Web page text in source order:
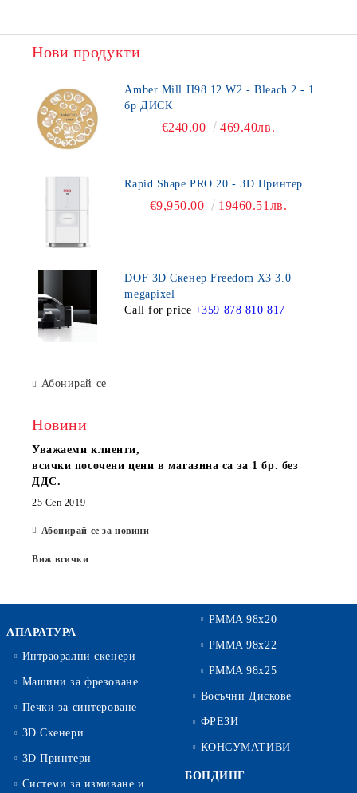
Нови продукти
Amber Mill H98 12 W2 - Bleach 2 - 1
бр ДИСК
€240.00 469.40лв.
Rapid Shape PRO 20 - 3D Принтер
€9,950.00 19460.51лв.
DOF 3D Скенер Freedom X3 3.0
megapixel
Call for price +359 878 810 817
Абонирай се
Новини
Уважаеми клиенти,
всички посочени цени в магазина са за 1 бр. без
ДДС.
25 Сеп 2019
Абонирай се за новини
Виж всички
АПАРАТУРА
Интраорални скенери
Машини за фрезоване
Печки за синтероване
3D Скенери
3D Принтери
Системи за измиване и
PMMA 98x20
PMMA 98x22
PMMA 98x25
Восъчни Дискове
ФРЕЗИ
КОНСУМАТИВИ
БОНДИНГ